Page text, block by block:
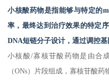
小核酸药物是指能够与特定的
率，最终达到治疗效果的特定
DNA短链分子设计，通过调控基
小核酸/寡核苷酸药物是由合
（ONs）片段组成，寡核苷酸